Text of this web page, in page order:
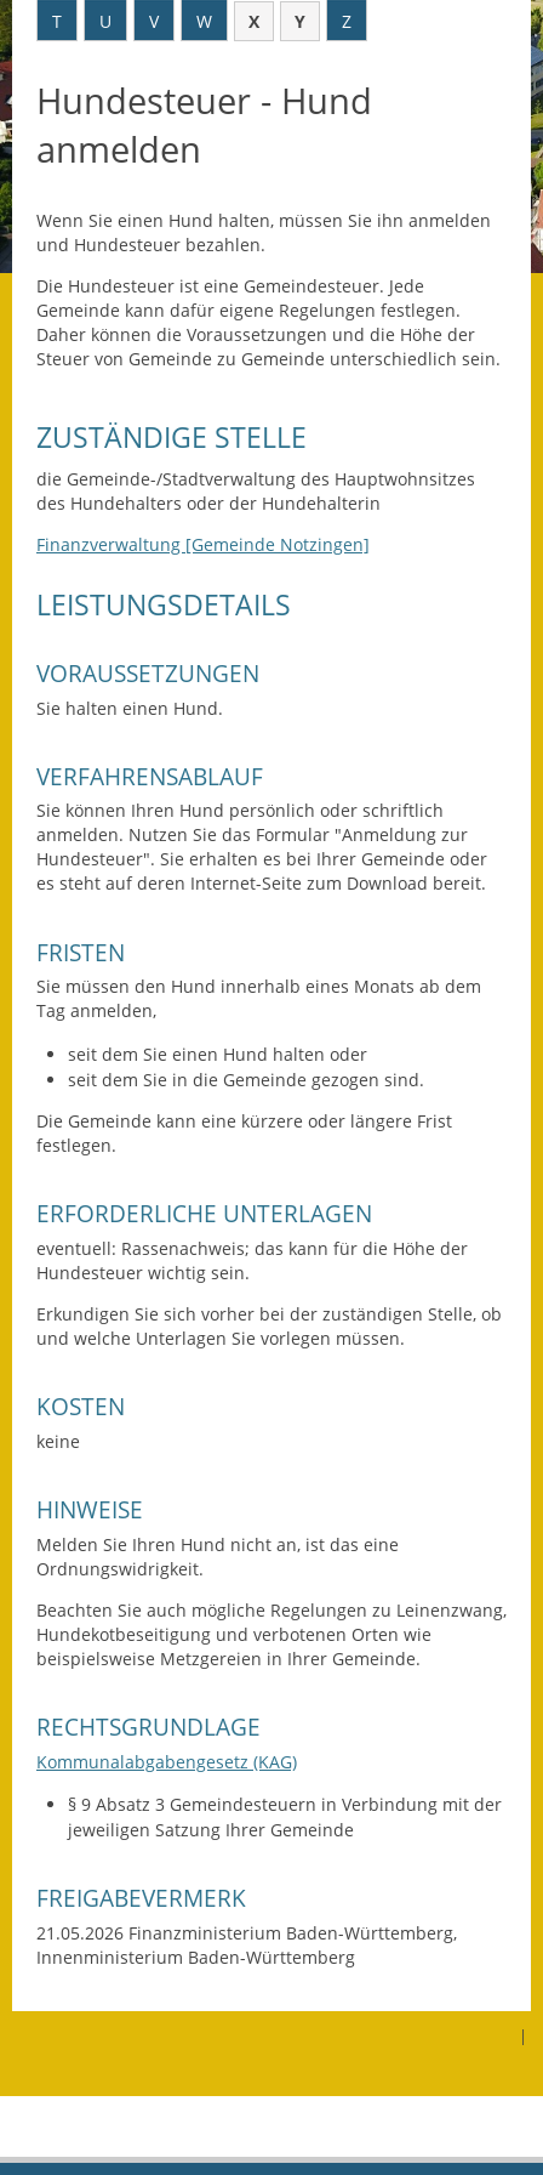
Datenschutz
Datenschutz im
Steueramt
Geschichte und
Gegenwart
Was die Alten noch
wussten!
Informationsbroschüre
Lärmaktionsplan
Leichte Sprache
Infos in Leichter Sprache
Ortsplan
Schadensmeldung
Landesstraße
Umleitungsplan
Ausweichfahrplan
Stellenausschreibungen
Rathaus
Formulare
Fundbehörde
Gemeinderat
Sitzungsberichte 2015
Sitzungsberichte 2016
Sitzungsberichte 2018
Gemeindeverwaltung
T
U V W X Y Z
Hundesteuer - Hund
anmelden
Wenn Sie einen Hund halten, müssen Sie ihn anmelden
und Hundesteuer bezahlen.
Die Hundesteuer ist eine Gemeindesteuer. Jede
Gemeinde kann dafür eigene Regelungen festlegen.
Daher können die Voraussetzungen und die Höhe der
Steuer von Gemeinde zu Gemeinde unterschiedlich sein.
ZUSTÄNDIGE STELLE
die Gemeinde-/Stadtverwaltung des Hauptwohnsitzes
des Hundehalters oder der Hundehalterin
Finanzverwaltung [Gemeinde Notzingen]
LEISTUNGSDETAILS
VORAUSSETZUNGEN
Sie halten einen Hund.
VERFAHRENSABLAUF
Sie können Ihren Hund persönlich oder schriftlich
anmelden. Nutzen Sie das Formular "Anmeldung zur
Hundesteuer". Sie erhalten es bei Ihrer Gemeinde oder
es steht auf deren Internet-Seite zum Download bereit.
FRISTEN
Sie müssen den Hund innerhalb eines Monats ab dem
Tag anmelden,
seit dem Sie einen Hund halten oder
seit dem Sie in die Gemeinde gezogen sind.
Die Gemeinde kann eine kürzere oder längere Frist
festlegen.
ERFORDERLICHE UNTERLAGEN
eventuell: Rassenachweis; das kann für die Höhe der
Hundesteuer wichtig sein.
Erkundigen Sie sich vorher bei der zuständigen Stelle, ob
und welche Unterlagen Sie vorlegen müssen.
KOSTEN
keine
HINWEISE
Melden Sie Ihren Hund nicht an, ist das eine
Ordnungswidrigkeit.
Beachten Sie auch mögliche Regelungen zu Leinenzwang,
Hundekotbeseitigung und verbotenen Orten wie
beispielsweise Metzgereien in Ihrer Gemeinde.
RECHTSGRUNDLAGE
Kommunalabgabengesetz (KAG)
§ 9 Absatz 3 Gemeindesteuern in Verbindung mit der
jeweiligen Satzung Ihrer Gemeinde
FREIGABEVERMERK
21.05.2026 Finanzministerium Baden-Württemberg,
Innenministerium Baden-Württemberg
|